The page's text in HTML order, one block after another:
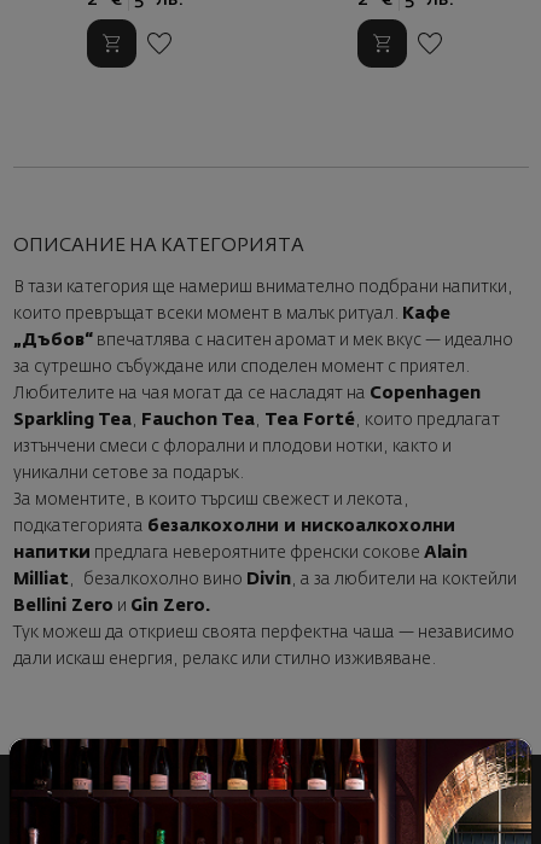
ОПИСАНИЕ НА КАТЕГОРИЯТА
В тази категория ще намериш внимателно подбрани напитки,
които превръщат всеки момент в малък ритуал. Кафе
„Дъбов“впечатлява с наситен аромат и мек вкус — идеално
за сутрешно събуждане или споделен момент с приятел.
Любителите на чая могат да се насладят на Copenhagen
Sparkling Tea, Fauchon Tea, Tea Forté, които предлагат
изтънчени смеси с флорални и плодови нотки, както и
уникални сетове за подарък.
За моментите, в които търсиш свежест и лекота,
подкатегорията безалкохолни и нискоалкохолни
напитки предлага невероятните френски сокове Alain
Milliat, безалкохолно вино Divin, а за любители на коктейли
Bellini Zero и Gin Zero.
Тук можеш да откриеш своята перфектна чаша — независимо
дали искаш енергия, релакс или стилно изживяване.